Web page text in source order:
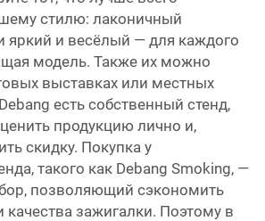
стилю: лаконичный
и весёлый — для каждого
модель. Также их можно
выставках или местных
есть собственный стенд,
продукцию лично и,
скидку. Покупка у
такого как Debang Smoking, —
позволяющий сэкономить
качества зажигалки. Поэтому в